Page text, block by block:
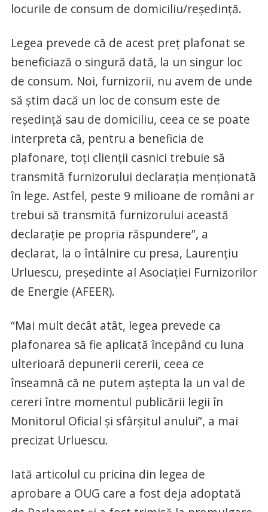
locurile de consum de domiciliu/reședință.
Legea prevede că de acest preț plafonat se
beneficiază o singură dată, la un singur loc
de consum. Noi, furnizorii, nu avem de unde
să știm dacă un loc de consum este de
reședință sau de domiciliu, ceea ce se poate
interpreta că, pentru a beneficia de
plafonare, toți clienții casnici trebuie să
transmită furnizorului declarația menționată
în lege. Astfel, peste 9 milioane de români ar
trebui să transmită furnizorului această
declarație pe propria răspundere”, a
declarat, la o întâlnire cu presa, Laurențiu
Urluescu, președinte al Asociației Furnizorilor
de Energie (AFEER).
“Mai mult decât atât, legea prevede ca
plafonarea să fie aplicată începând cu luna
ulterioară depunerii cererii, ceea ce
înseamnă că ne putem aștepta la un val de
cereri între momentul publicării legii în
Monitorul Oficial și sfârșitul anului”, a mai
precizat Urluescu.
Iată articolul cu pricina din legea de
aprobare a OUG care a fost deja adoptată